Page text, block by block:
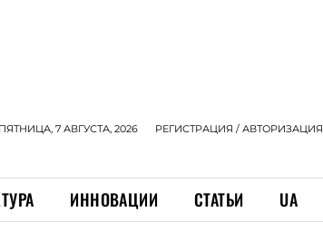
ПЯТНИЦА, 7 АВГУСТА, 2026 РЕГИСТРАЦИЯ / АВТОРИЗАЦИЯ
ИННОВАЦИИ СТАТЬИ UA